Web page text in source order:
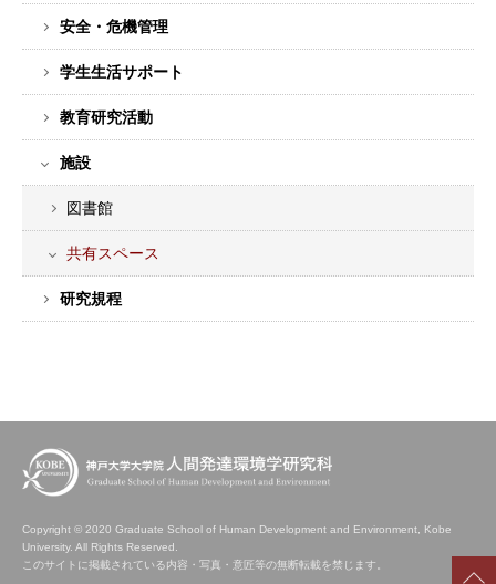
安全・危機管理
学生生活サポート
教育研究活動
施設
図書館
共有スペース
研究規程
Copyright © 2020 Graduate School of Human Development and Environment, Kobe
University. All Rights Reserved.
このサイトに掲載されている内容・写真・意匠等の無断転載を禁じます。